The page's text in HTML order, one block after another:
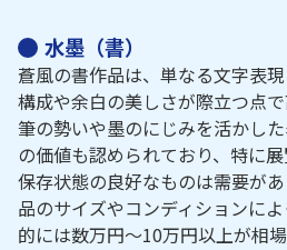
水墨（書）
蒼風の書作品は、単なる文字表
構成や余白の美しさが際立つ点で
筆の勢いや墨のにじみを活かし
の価値も認められており、特に
保存状態の良好なものは需要が
品のサイズやコンディションに
的には数万円〜10万円以上が相場